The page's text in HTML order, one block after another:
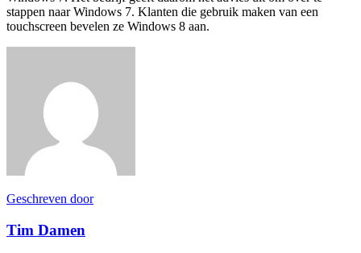
stappen naar Windows 7. Klanten die gebruik maken van een
touchscreen bevelen ze Windows 8 aan.
Geschreven door
Tim Damen